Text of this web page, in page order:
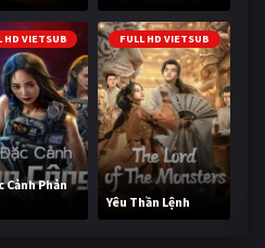
HD VIETSUB
Cảnh Phản
FULL HD VIETSUB
Yêu Thần Lệnh